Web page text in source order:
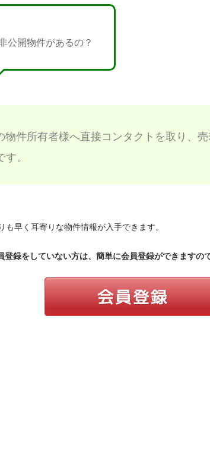
公開物件があるの？
物件所有者様へ直接コンタクトを取り、
。
早く耳寄りな物件情報が入手できます。
登録をしていない方は、簡単に会員登録ができますの